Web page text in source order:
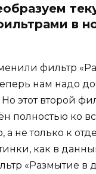
в
фильтр
нам надо
этот второй
полностью ко
а не только к
как в
«Размытие в